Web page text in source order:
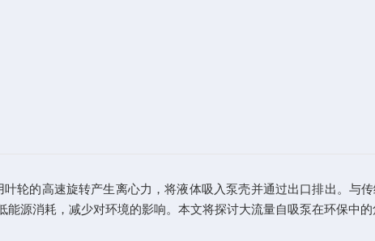
的高速旋转产生离心力，将液体吸入泵壳并通过出口排出。与传
源消耗，减少对环境的影响。本文将探讨大流量自吸泵在环保中的